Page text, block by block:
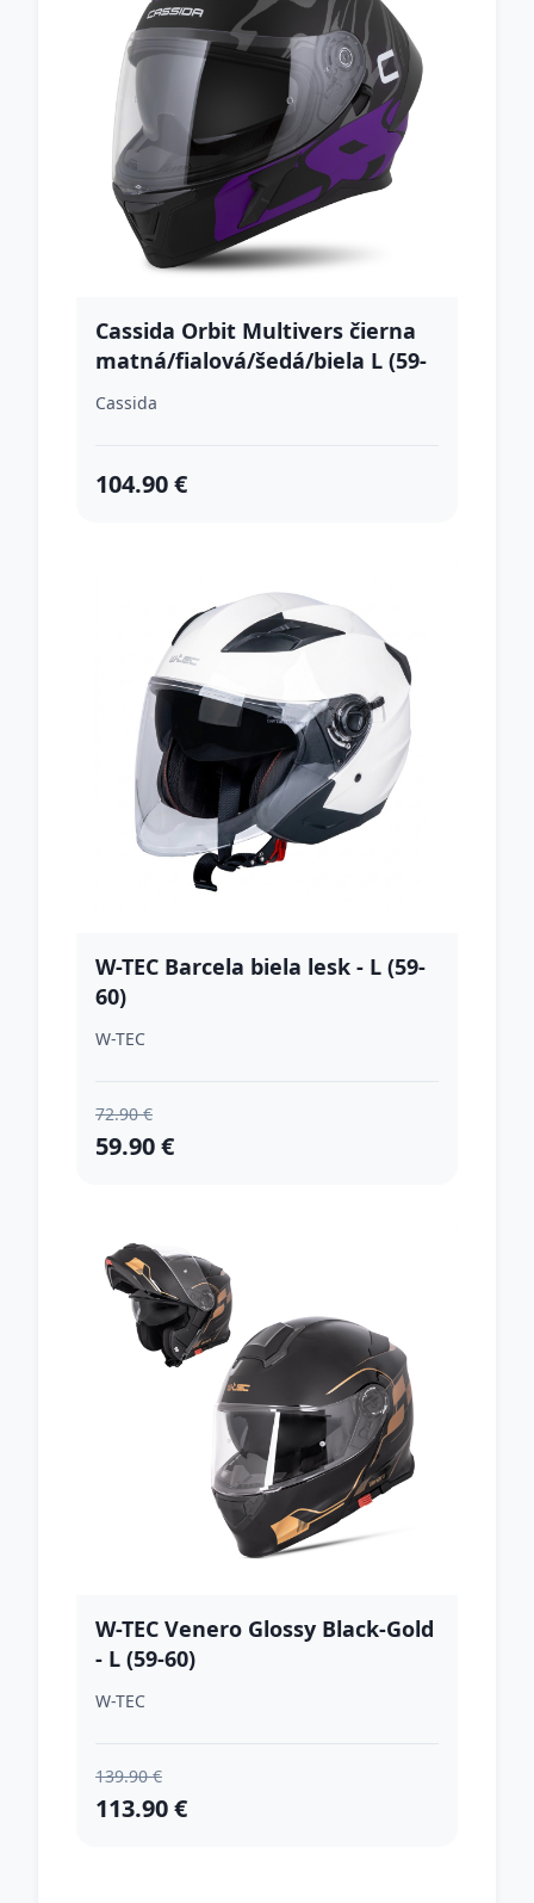
Cassida Orbit Multivers čierna
matná/fialová/šedá/biela L (59-
60)
Cassida
104.90 €
W-TEC Barcela biela lesk - L (59-
60)
W-TEC
72.90 €
59.90 €
W-TEC Venero Glossy Black-Gold
- L (59-60)
W-TEC
139.90 €
113.90 €